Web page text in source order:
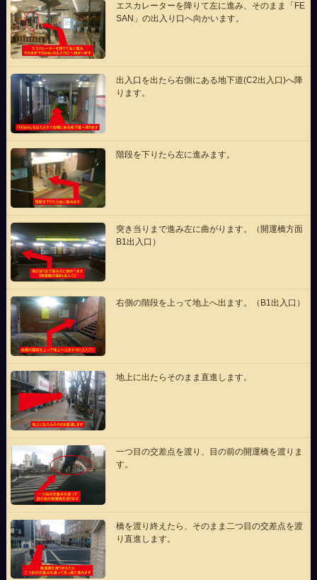
エスカレーターを降りて左に進み、そのまま「FE
SAN」の出入り口へ向かいます。
出入口を出たら右側にある地下道(C2出入口)へ降
ります。
階段を下りたら左に進みます。
突き当りまで進み左に曲がります。（開運橋方面
B1出入口）
右側の階段を上って地上へ出ます。（B1出入口）
地上に出たらそのまま直進します。
一つ目の交差点を渡り、目の前の開運橋を渡りま
す。
橋を渡り終えたら、そのまま二つ目の交差点を渡
り直進します。